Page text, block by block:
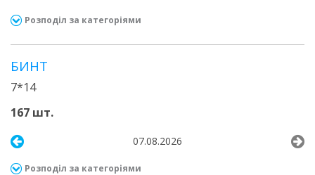
Розподіл за категоріями
БИНТ
7*14
167 шт.
07.08.2026
Розподіл за категоріями